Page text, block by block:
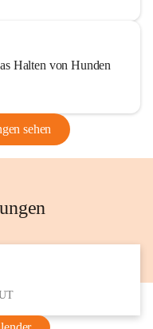
Halten von Hunden
sehen